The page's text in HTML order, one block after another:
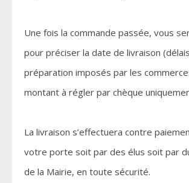
Une fois la commande passée, vous
pour préciser la date de livraison
préparation imposés par les
montant à régler par chèque
La livraison s’effectuera contre
votre porte soit par des élus soit par
de la Mairie, en toute sécurité.